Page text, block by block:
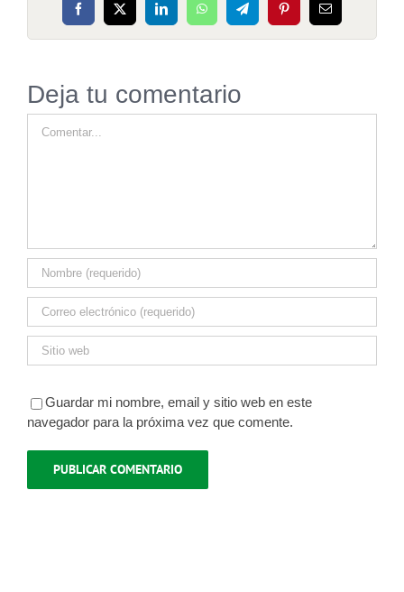
Facebook
X LinkedInWhatsAppTelegramPinterestCorreo
electrónico
Deja tu comentario
Guardar mi nombre, email y sitio web en este
navegador para la próxima vez que comente.